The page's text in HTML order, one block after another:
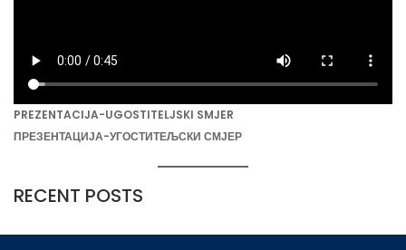
PREZENTACIJA-UGOSTITELJSKI SMJER
ПРЕЗЕНТАЦИЈА-УГОСТИТЕЉСКИ СМЈЕР
RECENT POSTS